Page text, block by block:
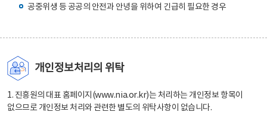
공중위생 등 공공의 안전과 안녕을 위하여 긴급히 필요한 경우
개인정보처리의 위탁
1. 진흥원의 대표 홈페이지(www.nia.or.kr)는 처리하는 개인정보 항목이
없으므로 개인정보 처리와 관련한 별도의 위탁사항이 없습니다.